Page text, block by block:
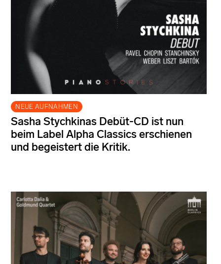
NEUE AUFNAHMEN
Sasha Stychkinas Debüt-CD ist nun
beim Label Alpha Classics erschienen
und begeistert die Kritik.